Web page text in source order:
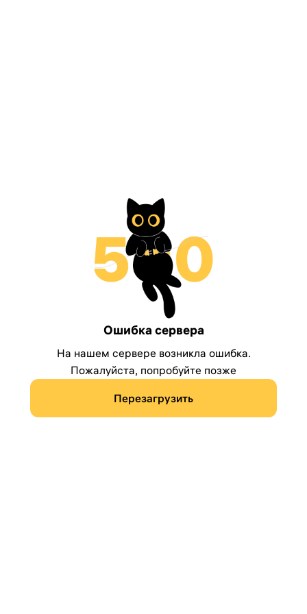
Ошибка сервера
На нашем сервере возникла ошибка.
Пожалуйста, попробуйте позже
Перезагрузить